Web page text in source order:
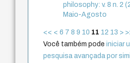
philosophy: v. 8 n. 2
Maio-Agosto
<< < 6 7 8 9 10 11 12 13 >
Você também podeiniciar
pesquisa avançada por